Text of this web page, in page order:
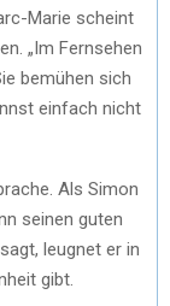
Marie scheint
„Im Fernsehen
bemühen sich
einfach nicht
Als Simon
seinen guten
leugnet er in
gibt.